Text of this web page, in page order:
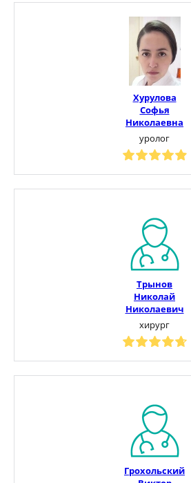
Хурулова
Софья
Николаевна
уролог
Трынов
Николай
Николаевич
хирург
Грохольский